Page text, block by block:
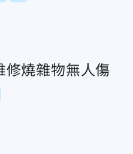
燒雜物無人傷